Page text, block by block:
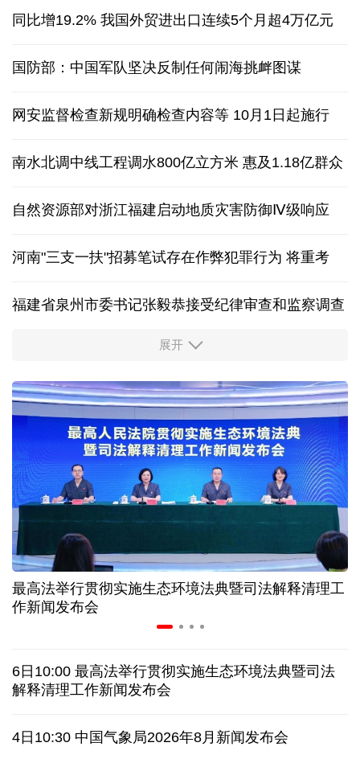
同比增19.2% 我国外贸进出口连续5个月超4万亿元
国防部：中国军队坚决反制任何闹海挑衅图谋
网安监督检查新规明确检查内容等 10月1日起施行
南水北调中线工程调水800亿立方米 惠及1.18亿群众
自然资源部对浙江福建启动地质灾害防御Ⅳ级响应
河南"三支一扶"招募笔试存在作弊犯罪行为 将重考
福建省泉州市委书记张毅恭接受纪律审查和监察调查
东航：国内客票提前14天免费退改
近346亿元 广东电网交出上半年投资建设亮眼答卷
31省份上半年外贸成绩单出炉 见证产业提质跃迁
比一张A4纸还要薄！我国高端钢材迎来密集突破
让药品更好触达患者 多款新药选择网络平台首发
7月份中国仓储指数保持扩张 行业运行韧性较强
乌总统呼吁向乌提供更多导弹 特朗普：我们也想要
日本广岛废墟旁响起抗议声：勿忘历史、拒绝拥核
展开
最高法举行贯彻实施生态环境法典暨司法解释清理工
作新闻发布会
6日10:00 最高法举行贯彻实施生态环境法典暨司法
解释清理工作新闻发布会
4日10:30 中国气象局2026年8月新闻发布会